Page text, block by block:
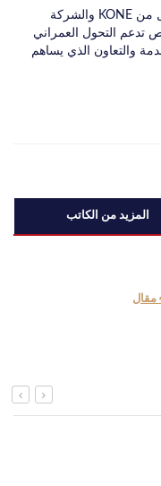
ويعكس هذا الإعلان الطموح المشترك لكل من KONE والشركة
تدعم التحول العمراني
والتعاون الذي يساهم
المزيد من الكاتب